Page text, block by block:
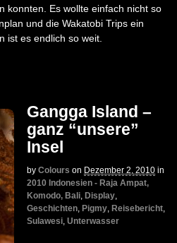
konnten. Es wollte einfach nicht so
und die Wakatobi Trips ein
ist es endlich so weit.
Gangga Island –
ganz “unsere”
Insel
by Colours on Dezember 2, 2010 in
2010 Indonesien - Raja Ampat,
Komodo, Bali, Display,
Geschichten, Pigmy, Reisebericht,
Sulawesi, Unterwasser